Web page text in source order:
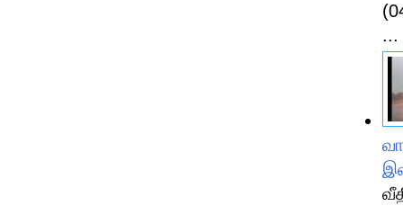
...